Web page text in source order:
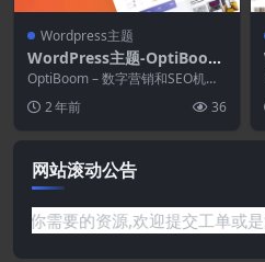
Wordpress主题
WordPress主题-OptiBoom
1.0.5-数字营销和SEO机构W
ordPress主题
OptiBoom – 数字营销和SEO机构
HTML5模板。OptiB...
2 年前 36
网站滚动公告
要的资源,欢迎提交工单或是添